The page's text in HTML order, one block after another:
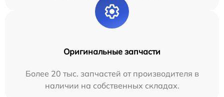
Оригинальные запчасти
Более 20 тыс. запчастей от производителя в
наличии на собственных складах.